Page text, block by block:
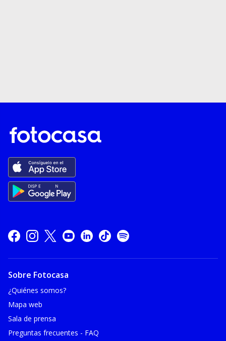
Sobre Fotocasa
¿Quiénes somos?
Mapa web
Sala de prensa
Preguntas frecuentes - FAQ